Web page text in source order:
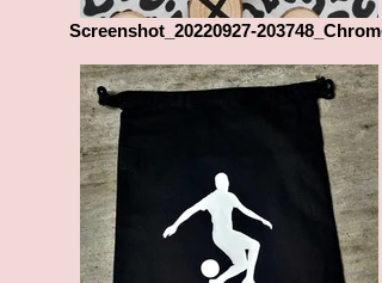
Screenshot_20220927-203748_Chrome